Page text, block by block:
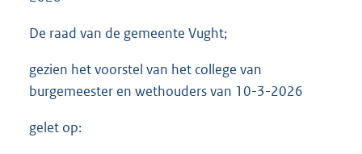
De raad van de gemeente Vught;
gezien het voorstel van het college van
burgemeester en wethouders van 10-3-2026
gelet op: